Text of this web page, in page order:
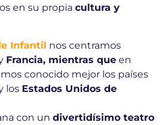
en su propia cultura y
Infantil nos centramos
Francia, mientras que en
conocido mejor los países
los Estados Unidos de
con un divertidísimo teatro